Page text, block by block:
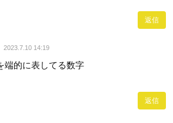
返信
2023.7.10 14:19
端的に表してる数字
返信